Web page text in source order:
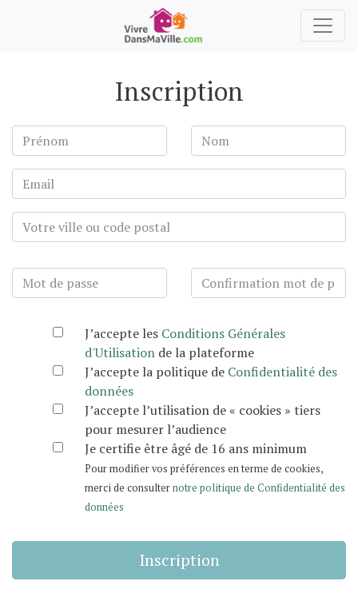
Inscription
J’accepte les Conditions Générales
d'Utilisation de la plateforme
J’accepte la politique de Confidentialité des
données
J’accepte l’utilisation de « cookies » tiers
pour mesurer l’audience
Je certifie être âgé de 16 ans minimum
Pour modifier vos préférences en terme de cookies,
merci de consulternotre politique de Confidentialité des
données